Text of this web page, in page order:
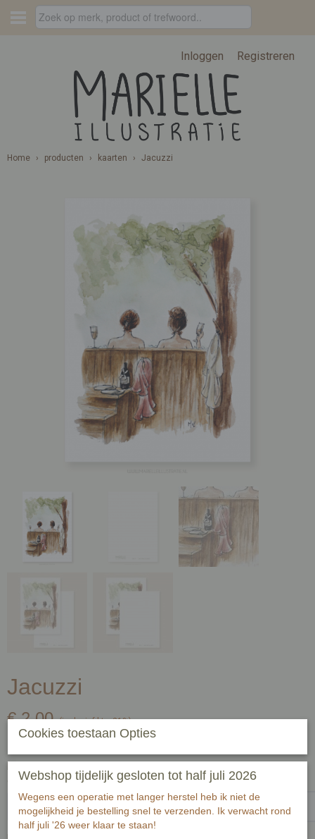
Inloggen Registreren
Home › producten › kaarten › Jacuzzi
Jacuzzi
€ 2,00 (inclusief btw 21%)
ontvanger:-1-1
Cookies toestaan Opties
Webshop tijdelijk gesloten tot half juli 2026
Wegens een operatie met langer herstel heb ik niet de
mogelijkheid je bestelling snel te verzenden. Ik verwacht rond
half juli '26 weer klaar te staan!